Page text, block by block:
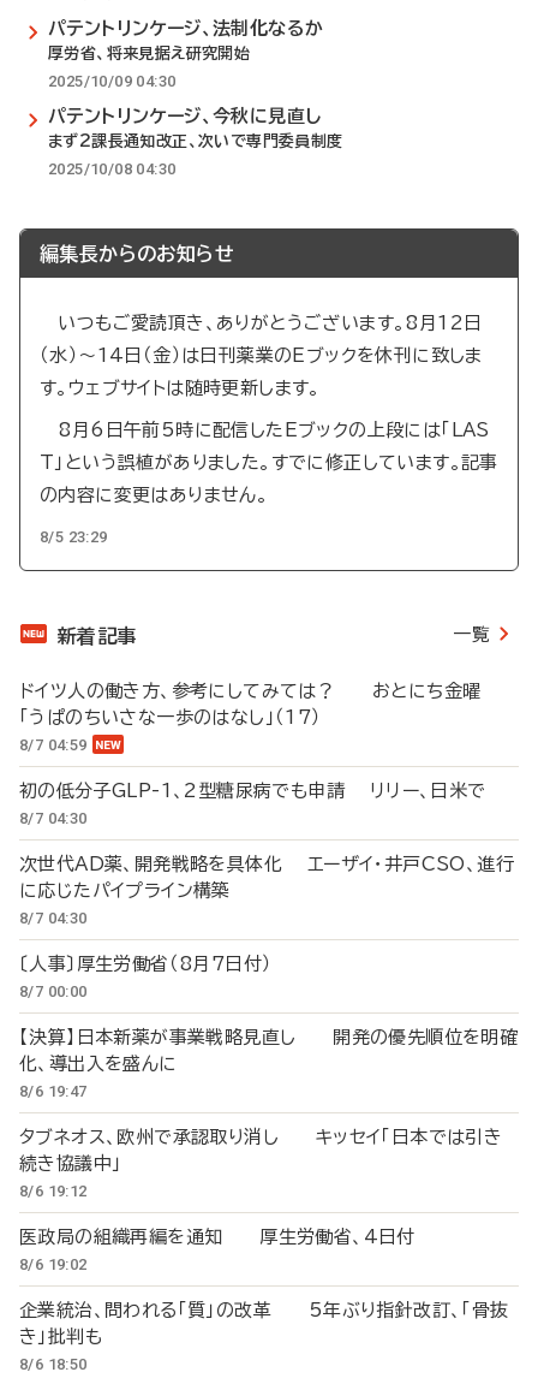
パテントリンケージ、法制化なるか
厚労省、将来見据え研究開始
2025/10/09 04:30
パテントリンケージ、今秋に見直し
まず2課長通知改正、次いで専門委員制度
2025/10/08 04:30
編集長からのお知らせ
いつもご愛読頂き、ありがとうございます。8月12日
（水）～14日（金）は日刊薬業のEブックを休刊に致しま
す。ウェブサイトは随時更新します。
8月6日午前5時に配信したEブックの上段には「LAS
T」という誤植がありました。すでに修正しています。記事
の内容に変更はありません。
8/5 23:29
新着記事 一覧
ドイツ人の働き方、参考にしてみては？ おとにち金曜
「うぱのちいさな一歩のはなし」（17）
8/7 04:59
初の低分子GLP-1、2型糖尿病でも申請 リリー、日米で
8/7 04:30
次世代AD薬、開発戦略を具体化 エーザイ・井戸CSO、進行
に応じたパイプライン構築
8/7 04:30
〔人事〕厚生労働省（8月7日付）
8/7 00:00
【決算】日本新薬が事業戦略見直し 開発の優先順位を明確
化、導出入を盛んに
8/6 19:47
タブネオス、欧州で承認取り消し キッセイ「日本では引き
続き協議中」
8/6 19:12
医政局の組織再編を通知 厚生労働省、4日付
8/6 19:02
企業統治、問われる「質」の改革 5年ぶり指針改訂、「骨抜
き」批判も
8/6 18:50